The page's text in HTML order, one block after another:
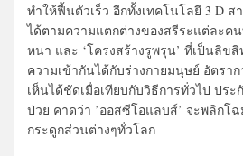
ทำให้ฟื้นตัวเร็ว อีกทั้งเทคโนโลยี 3 D
ได้ตามความแตกต่างของสรีระแต่ละค
หนา และ ‘โครงสร้างรูพรุน’ ที่เป็นลิข
ความเข้ากันได้กับร่างกายมนุษย์ อัตรา
เห็นได้ชัดเมื่อเทียบกับวิธีการทั่วไป ปร
ป่วย คาดว่า ’ออสซีโอแลบส์’ จะพลิกโ
กระดูกส่วนต่างๆทั่วโลก